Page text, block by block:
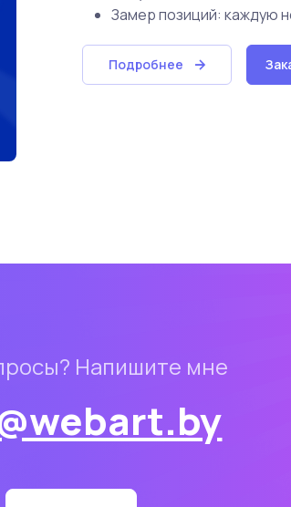
Замер позиций: каждую
Подробнее
Напишите мне